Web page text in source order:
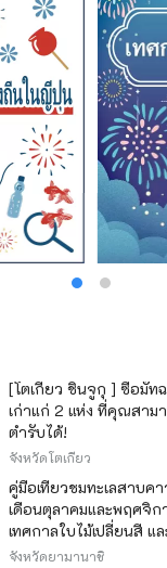
[โตเกียว ชินจูกุ ] ซื้อมั
เก่าแก่ 2 แห่ง ที่คุณสาม
ตำรับได้!
จังหวัดโตเกียว
คู่มือเที่ยวชมทะเลสาบค
เดือนตุลาคมและพฤศจิ
เทศกาลใบไม้เปลี่ยนสี แ
จังหวัดยามานาชิ